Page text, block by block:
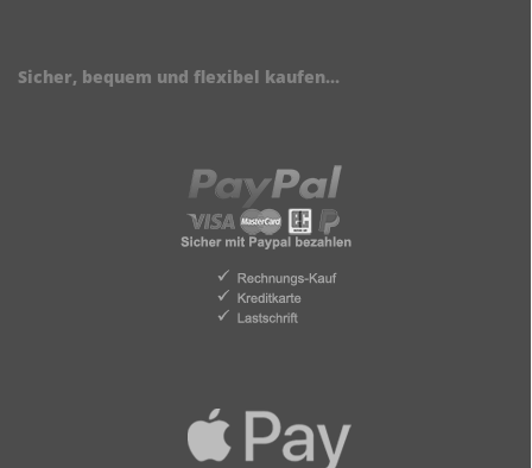
Sicher, bequem und flexibel kaufen...